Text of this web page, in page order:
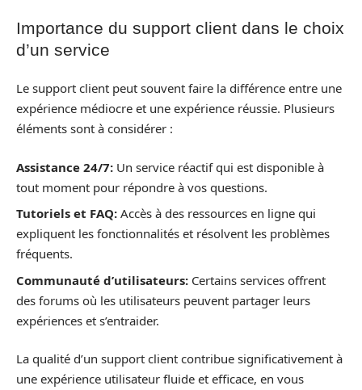
Importance du support client dans le choix
d’un service
Le support client peut souvent faire la différence entre une
expérience médiocre et une expérience réussie. Plusieurs
éléments sont à considérer :
Assistance 24/7: Un service réactif qui est disponible à
tout moment pour répondre à vos questions.
Tutoriels et FAQ: Accès à des ressources en ligne qui
expliquent les fonctionnalités et résolvent les problèmes
fréquents.
Communauté d’utilisateurs: Certains services offrent
des forums où les utilisateurs peuvent partager leurs
expériences et s’entraider.
La qualité d’un support client contribue significativement à
une expérience utilisateur fluide et efficace, en vous